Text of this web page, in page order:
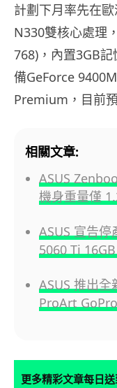
計劃下月率先在
N330雙核心處理
768)，內置3GB
備GeForce
Premium，目前
相關文章:
ASUS
機身重量僅
ASUS 宣告
5060 Ti
ASUS 推出
ProArt
更多精彩文章每日